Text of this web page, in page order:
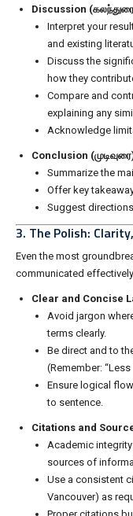
Discussion
Interpret your
and existing
Discuss the
how they
Compare and
explaining any
Acknowledge
Conclusion
Summarize the
Offer key
Suggest
3. The Polish:
Even the most
communicated
Clear and Concise
Avoid jargon
terms clearly.
Be direct and to
(Remember:
Ensure logical
to sentence.
Citations and
Academic
sources of
Use a consistent
Vancouver) as